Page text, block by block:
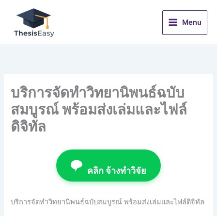
content
Menu
บริการจัดทำวิทยานิพนธ์ฉบับ
สมบูรณ์ พร้อมส่งเล่มและไฟล์
ดิจิทัล
คลิก จ้างทำวิจัย
บริการจัดทำวิทยานิพนธ์ฉบับสมบูรณ์ พร้อมส่งเล่มและไฟล์ดิจิทัล